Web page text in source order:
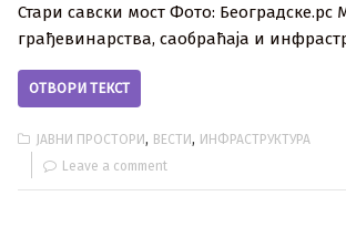
Стари савски мост Фото: Београдске.рс
грађевинарства, саобраћаја и
ОТВОРИ ТЕКСТ
ЈАВНИ ПРОСТОРИ, ВЕСТИ, ИНФРАСТРУКТУРА
Leave a comment